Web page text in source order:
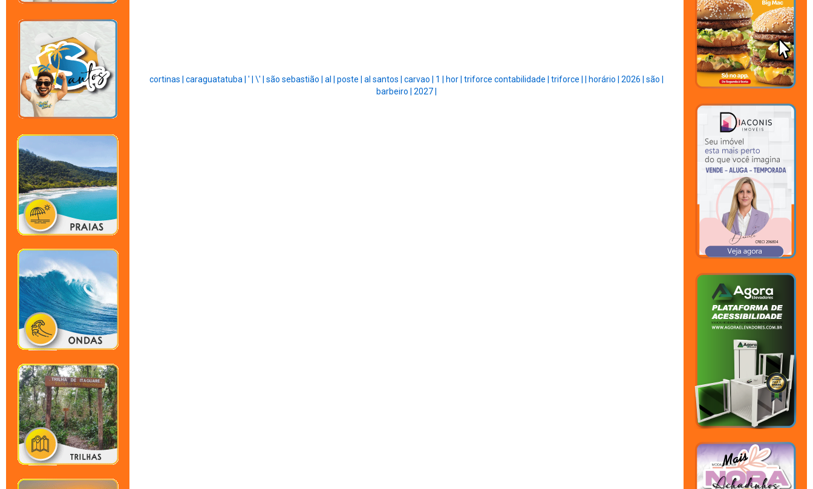
cortinas | caraguatatuba | ' | \' | são sebastião | al | poste | al santos | carvao | 1 | hor | triforce contabilidade | triforce | horário | 2026 | são |
barbeiro | 2027 |